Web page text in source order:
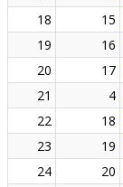
18
15
19
16
20
17
21
4
22
18
23
19
24
20